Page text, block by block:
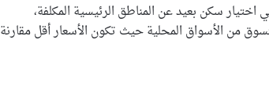
سكن بعيد عن المناطق الرئيسية المكلفة،
من الأسواق المحلية حيث تكون الأسعار أقل مقارنة